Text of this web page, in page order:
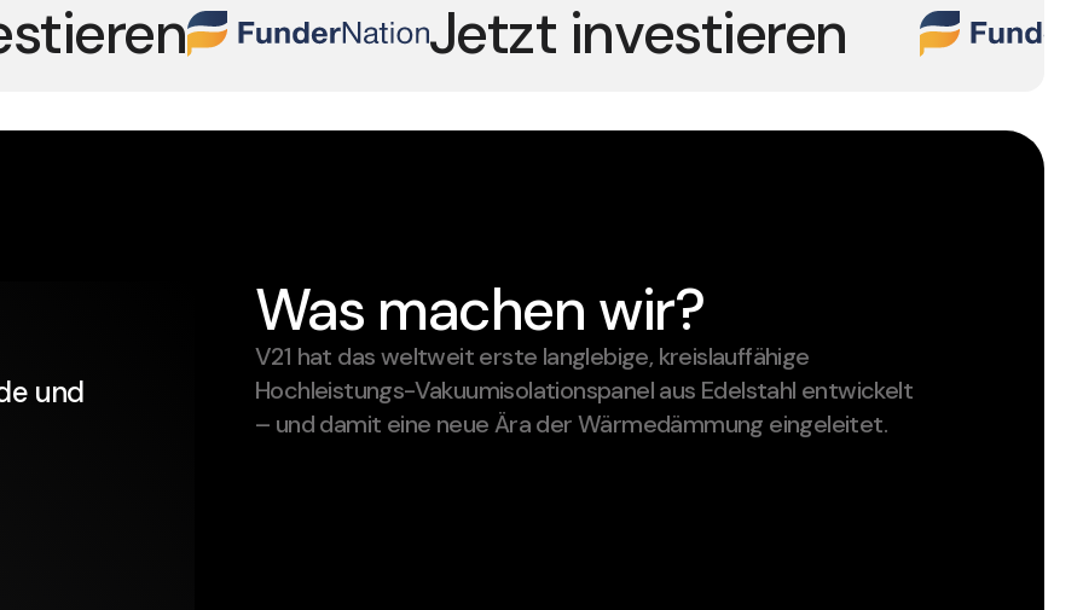
Jetzt investieren
und
Was machen wir?
V21 hat das weltweit erste langlebige, kreislauffähige
Hochleistungs-Vakuumisolationspanel aus Edelstahl entwickelt
– und damit eine neue Ära der Wärmedämmung eingeleitet.